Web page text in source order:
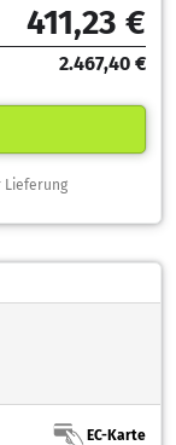
411,23 €
2.467,40 €
Lieferung
EC-Karte